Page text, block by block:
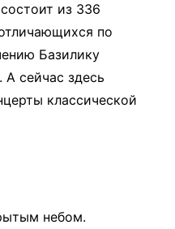
из 336
по
Базилику
А сейчас здесь
классической
небом.